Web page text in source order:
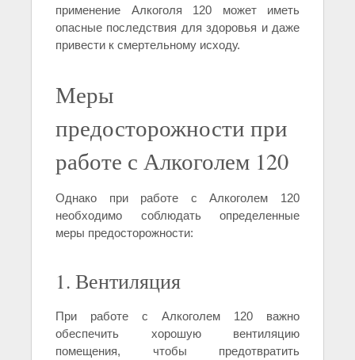
применение Алкоголя 120 может иметь
опасные последствия для здоровья и даже
привести к смертельному исходу.
Меры
предосторожности при
работе с Алкоголем 120
Однако при работе с Алкоголем 120
необходимо соблюдать определенные
меры предосторожности:
1. Вентиляция
При работе с Алкоголем 120 важно
обеспечить хорошую вентиляцию
помещения, чтобы предотвратить